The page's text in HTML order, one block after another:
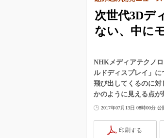
次世代3Dデ
ない、中に
NHKメディアテクノ
ルドディスプレイ」
飛び出してくるのに
かのように見える点が
2017年07月13日 08時00分 公
印刷する